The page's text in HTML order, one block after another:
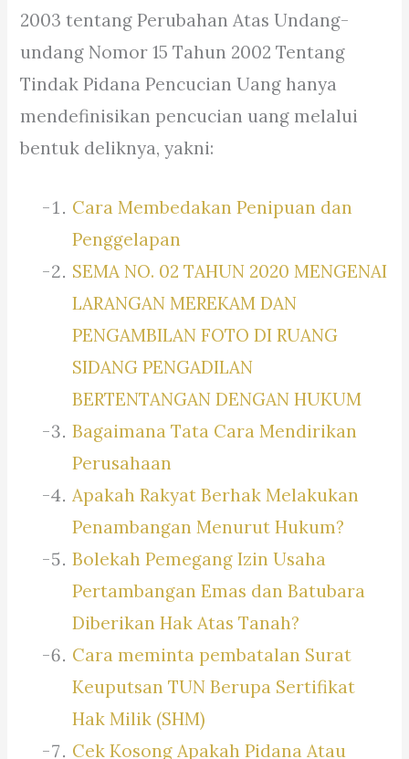
2003 tentang Perubahan Atas Undang-
undang Nomor 15 Tahun 2002 Tentang
Tindak Pidana Pencucian Uang hanya
mendefinisikan pencucian uang melalui
bentuk deliknya, yakni:
Cara Membedakan Penipuan dan
Penggelapan
SEMA NO. 02 TAHUN 2020 MENGENAI
LARANGAN MEREKAM DAN
PENGAMBILAN FOTO DI RUANG
SIDANG PENGADILAN
BERTENTANGAN DENGAN HUKUM
Bagaimana Tata Cara Mendirikan
Perusahaan
Apakah Rakyat Berhak Melakukan
Penambangan Menurut Hukum?
Bolekah Pemegang Izin Usaha
Pertambangan Emas dan Batubara
Diberikan Hak Atas Tanah?
Cara meminta pembatalan Surat
Keuputsan TUN Berupa Sertifikat
Hak Milik (SHM)
Cek Kosong Apakah Pidana Atau